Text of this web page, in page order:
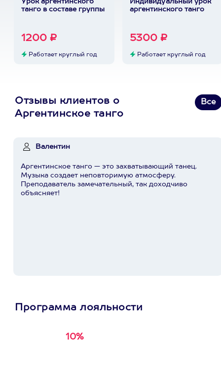
Урок аргентинского
танго в составе группы
1200 ₽
Работает круглый год
Индивидуальный урок
аргентинского танго
5300 ₽
Работает круглый год
Отзывы клиентов о
Аргентинское танго
Все
Валентин
Аргентинское танго — это захватывающий танец.
Музыка создает неповторимую атмосферу.
Преподаватель замечательный, так доходчиво
объясняет!
Программа лояльности
10%